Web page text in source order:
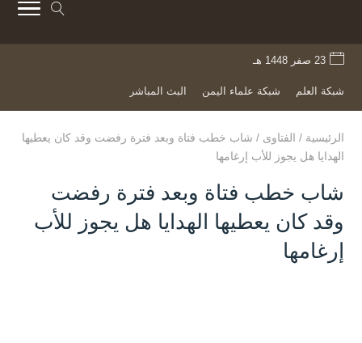
23 صفر 1448 هـ
شبكة العلم شبكة علماء اليمن البث المباشر
الرئيسية / الفتاوى / شاب خطب فتاة وبعد فترة رفضت وقد كان يعطيها
الهدايا هل يجوز للأب إرغامها
شاب خطب فتاة وبعد فترة رفضت
وقد كان يعطيها الهدايا هل يجوز للأب
إرغامها